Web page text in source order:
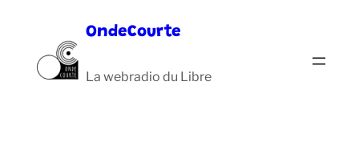
contenu
OndeCourte
La webradio du Libre